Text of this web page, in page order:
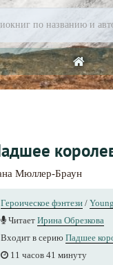
Мюллер-Браун
Героическое фэнтези /
Читает Ирина Обрезкова
Входит в серию Падшее
11 часов 41 минуту